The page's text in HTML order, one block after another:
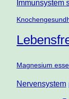
Immunsystem
Magnesium
Nervensystem